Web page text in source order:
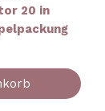
20 in